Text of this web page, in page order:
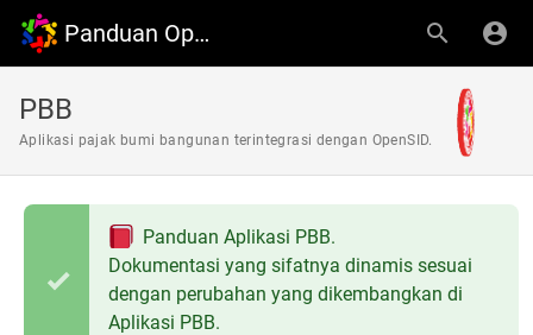
Panduan OpenDesa
PBB
Aplikasi pajak bumi bangunan terintegrasi dengan OpenSID.
Panduan Aplikasi PBB.
Dokumentasi yang sifatnya dinamis sesuai
dengan perubahan yang dikembangkan di
Aplikasi PBB.